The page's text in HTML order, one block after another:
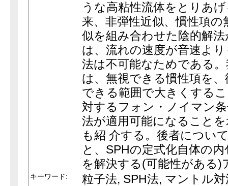
うな高粘性流体をとりあ
来、非弾性近似、慣性項
似を組み合わせた陰的解
は、流れの速度が音速よ
法は不可能なためである
は、無視できる慣性項を
できる範囲で大きくする
対するフォン・ノイマン
法が適用可能になること
も紹 介する。後者につい
と、SPHの定式化自体の
を解決する(可能性がある)
キーワード:
粒子法, SPH法, マントル